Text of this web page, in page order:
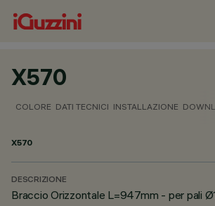
X570
COLORE DATI TECNICI INSTALLAZIONE
X570
DESCRIZIONE
Braccio Orizzontale L=947mm - per pali